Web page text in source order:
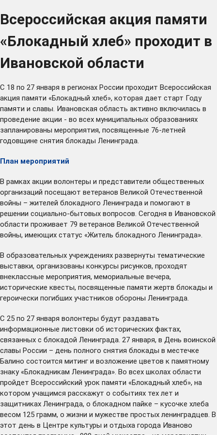
Всероссийская акция памяти
«Блокадный хлеб» проходит в
Ивановской области
С 18 по 27 января в регионах России проходит Всероссийская
акция памяти «Блокадный хлеб», которая дает старт Году
памяти и славы. Ивановская область активно включилась в
проведение акции - во всех муниципальных образованиях
запланированы мероприятия, посвященные 76-летней
годовщине снятия блокады Ленинграда.
План мероприятий
В рамках акции волонтеры и представители общественных
организаций посещают ветеранов Великой Отечественной
войны – жителей блокадного Ленинграда и помогают в
решении социально-бытовых вопросов. Сегодня в Ивановской
области проживает 79 ветеранов Великой Отечественной
войны, имеющих статус «Житель блокадного Ленинграда».
В образовательных учреждениях развернуты тематические
выставки, организованы конкурсы рисунков, проходят
внеклассные мероприятия, мемориальные вечера,
исторические квесты, посвященные памяти жертв блокады и
героически погибших участников обороны Ленинграда.
С 25 по 27 января волонтеры будут раздавать
информационные листовки об исторических фактах,
связанных с блокадой Ленинграда. 27 января, в День воинской
славы России – день полного снятия блокады в местечке
Балино состоится митинг и возложение цветов к памятному
знаку «Блокадникам Ленинграда». Во всех школах области
пройдет Всероссийский урок памяти «Блокадный хлеб», на
котором учащимся расскажут о событиях тех лет и
защитниках Ленинграда, о блокадном пайке – кусочке хлеба
весом 125 грамм, о жизни и мужестве простых ленинградцев. В
этот день в Центре культуры и отдыха города Иваново